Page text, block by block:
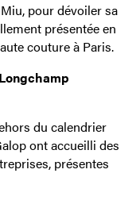
pour dévoiler sa
présentée en
couture à Paris.
du calendrier
ont accueilli des
présentes